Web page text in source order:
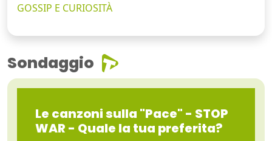
GOSSIP E CURIOSITÀ
Sondaggio
Le canzoni sulla "Pace" - STOP
WAR - Quale la tua preferita?